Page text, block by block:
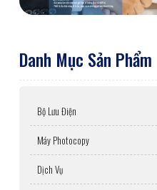
Danh Mục Sản Phẩm
Bộ Lưu Điện
Máy Photocopy
Dịch Vụ